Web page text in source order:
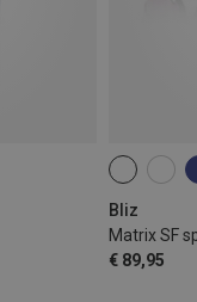
Bliz
Matrix SF
€ 89,95
ONE SIZE